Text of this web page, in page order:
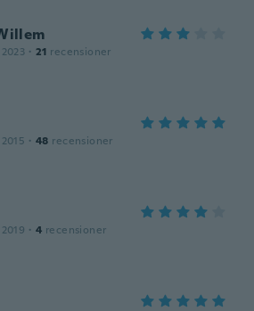
· 21 recensioner
· 48 recensioner
· 4 recensioner